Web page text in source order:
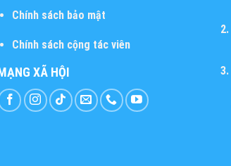
Chính sách bảo mật
Chính sách cộng tác viên
XÃ HỘI